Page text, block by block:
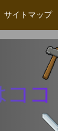
サイトマップ